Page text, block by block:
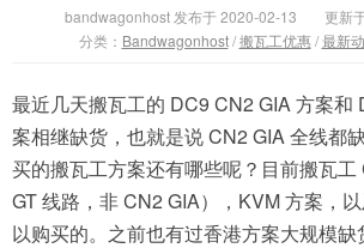
bandwagonhost 发布于 2020-02-13
更新
分类： Bandwagonhost/搬瓦工优惠/最新
最近几天搬瓦工的 DC9 CN2 GIA 方案和
案相继缺货，也就是说 CN2 GIA 全线都
买的搬瓦工方案还有哪些呢？目前搬瓦
GT 线路，非 CN2 GIA），KVM 方案，
以购买的。之前也有过香港方案大规模